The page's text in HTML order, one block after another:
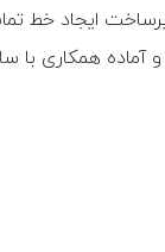
ایجاد خط
آماده همکاری با